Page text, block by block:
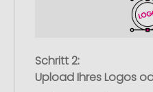
Schritt 2:
Upload Ihres Logos